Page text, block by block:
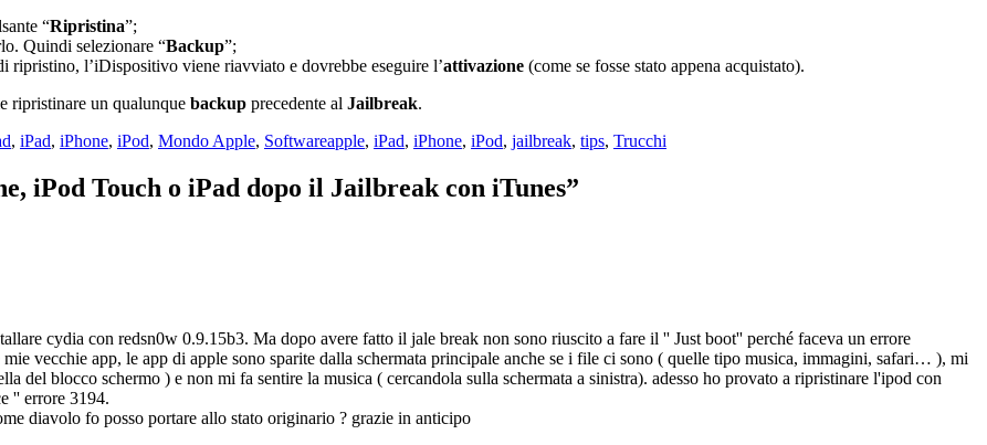
“Ripristina”;
Quindi selezionare “Backup”;
ripristino, l’iDispositivo viene riavviato e dovrebbe eseguire l’attivazione (come se fosse stato appena acquistato).
ripristinare un qualunque backup precedente al Jailbreak.
, iPad, iPhone, iPod, Mondo Apple, SoftwareTag
apple, iPad, iPhone, iPod, jailbreak, tips, Trucchi
iPod Touch o iPad dopo il Jailbreak con iTunes”
cydia con redsn0w 0.9.15b3. Ma dopo avere fatto il jale break non sono riuscito a fare il '' Just boot'' perché faceva un errore
vecchie app, le app di apple sono sparite dalla schermata principale anche se i file ci sono ( quelle tipo musica, immagini, safari… ), mi
del blocco schermo ) e non mi fa sentire la musica ( cercandola sulla schermata a sinistra). adesso ho provato a ripristinare l'ipod con
'' errore 3194.
diavolo fo posso portare allo stato originario ? grazie in anticipo